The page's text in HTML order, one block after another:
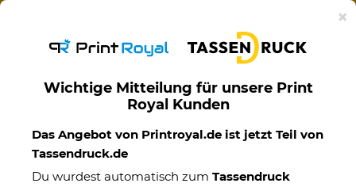
×
Wichtige Mitteilung für unsere Print
Royal Kunden
Das Angebot von Printroyal.de ist jetzt Teil von
Tassendruck.de
Du wurdest automatisch zum Tassendruck